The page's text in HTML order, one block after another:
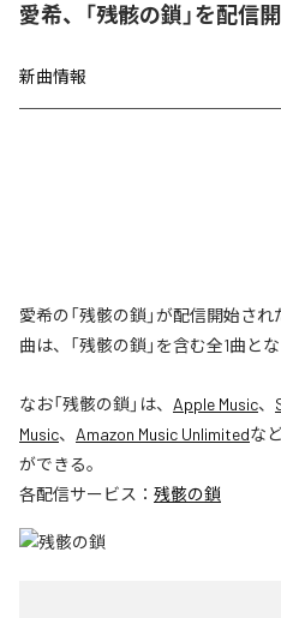
愛希、「残骸の鎖」を配信
新曲情報
愛希の「残骸の鎖」が配信開始さ
曲は、「残骸の鎖」を含む全1曲とな
なお「残骸の鎖 」は、 Apple Music、
Music、 Amazon Music Unlimitedな
ができる。
各配信サービス： 残骸の鎖